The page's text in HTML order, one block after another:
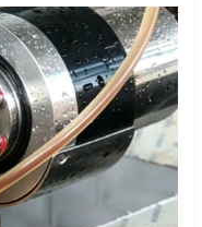
تعمل
تقنية
القطع
بنفث
الماء
CNC
على
التخلص
من